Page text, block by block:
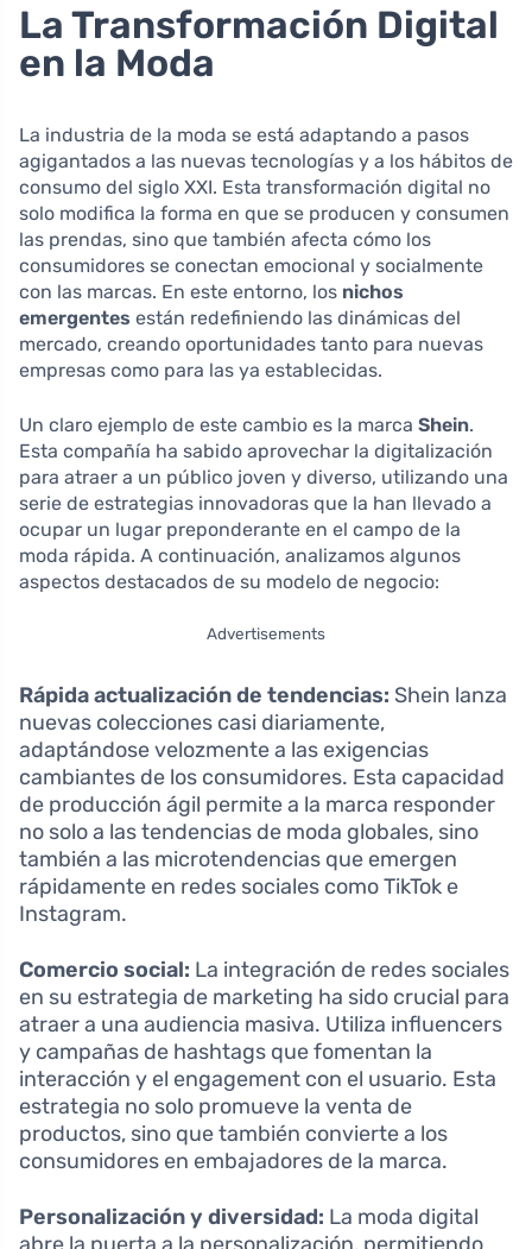
La Transformación Digital
en la Moda
La industria de la moda se está adaptando a pasos
agigantados a las nuevas tecnologías y a los hábitos de
consumo del siglo XXI. Esta transformación digital no
solo modifica la forma en que se producen y consumen
las prendas, sino que también afecta cómo los
consumidores se conectan emocional y socialmente
con las marcas. En este entorno, los nichos
emergentes están redefiniendo las dinámicas del
mercado, creando oportunidades tanto para nuevas
empresas como para las ya establecidas.
Un claro ejemplo de este cambio es la marca Shein.
Esta compañía ha sabido aprovechar la digitalización
para atraer a un público joven y diverso, utilizando una
serie de estrategias innovadoras que la han llevado a
ocupar un lugar preponderante en el campo de la
moda rápida. A continuación, analizamos algunos
aspectos destacados de su modelo de negocio:
Advertisements
Rápida actualización de tendencias: Shein lanza
nuevas colecciones casi diariamente,
adaptándose velozmente a las exigencias
cambiantes de los consumidores. Esta capacidad
de producción ágil permite a la marca responder
no solo a las tendencias de moda globales, sino
también a las microtendencias que emergen
rápidamente en redes sociales como TikTok e
Instagram.
Comercio social: La integración de redes sociales
en su estrategia de marketing ha sido crucial para
atraer a una audiencia masiva. Utiliza influencers
y campañas de hashtags que fomentan la
interacción y el engagement con el usuario. Esta
estrategia no solo promueve la venta de
productos, sino que también convierte a los
consumidores en embajadores de la marca.
Personalización y diversidad: La moda digital